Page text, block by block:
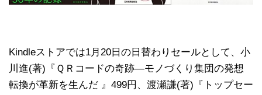
Kindleストアでは1月20日の日替わりセールとして、小
川進(著)『ＱＲコードの奇跡―モノづくり集団の発想
転換が革新を生んだ 』499円、渡瀬謙(著)『トップセー